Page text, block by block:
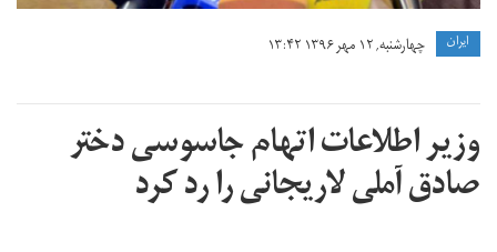
ايران چهارشنبه, ۱۲ مهر ۱۳۹۶ ۱۳:۴۲
وزیر اطلاعات اتهام جاسوسی دختر
صادق آملی لاریجانی را رد کرد